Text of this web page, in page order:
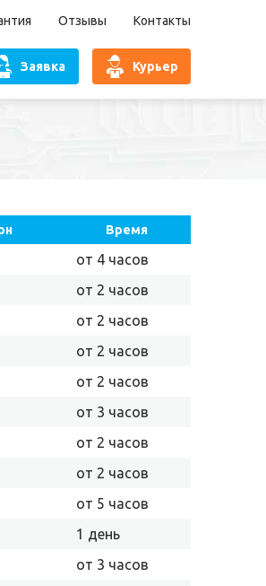
Отзывы Контакты
Курьер
Заявка
Время
от 4 часов
от 2 часов
от 2 часов
от 2 часов
от 2 часов
от 3 часов
от 2 часов
от 2 часов
от 5 часов
1 день
от 3 часов